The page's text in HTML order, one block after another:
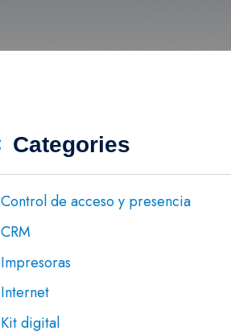
Categories
Control de acceso y presencia
CRM
Impresoras
Internet
Kit digital